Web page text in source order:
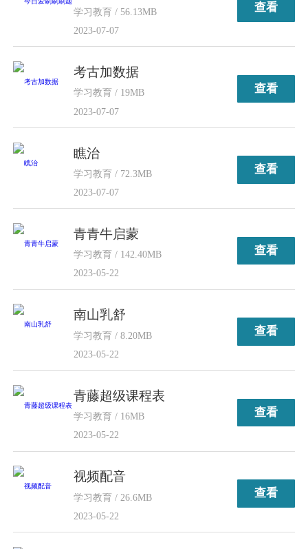
学习教育 / 56.13MB
2023-07-07
查看
考古加数据
学习教育 / 19MB
2023-07-07
查看
瞧治
学习教育 / 72.3MB
2023-07-07
查看
青青牛启蒙
学习教育 / 142.40MB
2023-05-22
查看
南山乳舒
学习教育 / 8.20MB
2023-05-22
查看
青藤超级课程表
学习教育 / 16MB
2023-05-22
查看
视频配音
学习教育 / 26.6MB
2023-05-22
查看